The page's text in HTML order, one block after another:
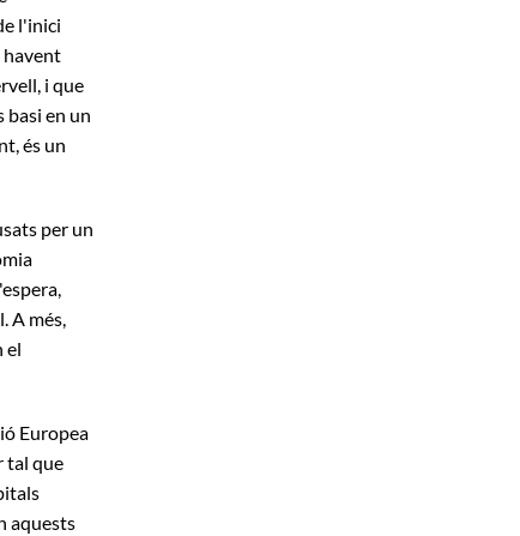
l'inici
havent
i que
basi en un
és un
per un
A més,
el
Europea
tal que
aquests